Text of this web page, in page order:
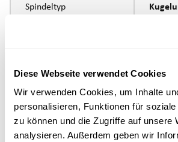
Diese Webseite verwendet Cookies
Wir verwenden Cookies, um Inhalte
personalisieren, Funktionen für
zu können und die Zugriffe auf unsere
analysieren. Außerdem geben wir
Spindeltyp
Ausführung
max. Drehzahl